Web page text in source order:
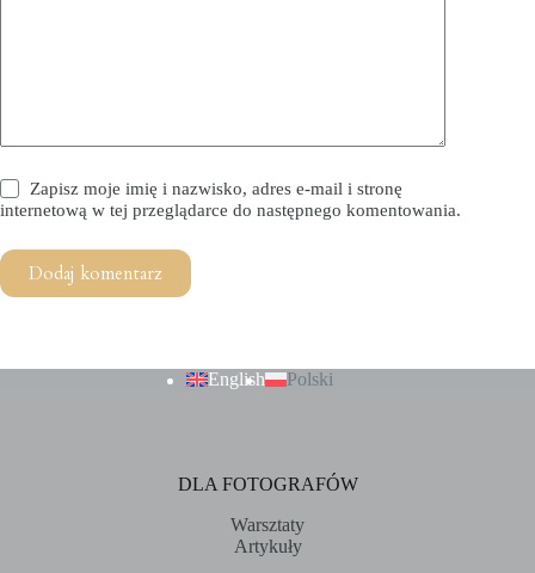
Zapisz moje imię i nazwisko, adres e-mail i stronę
internetową w tej przeglądarce do następnego komentowania.
Dodaj komentarz
English Polski
DLA FOTOGRAFÓW
Warsztaty
Artykuły